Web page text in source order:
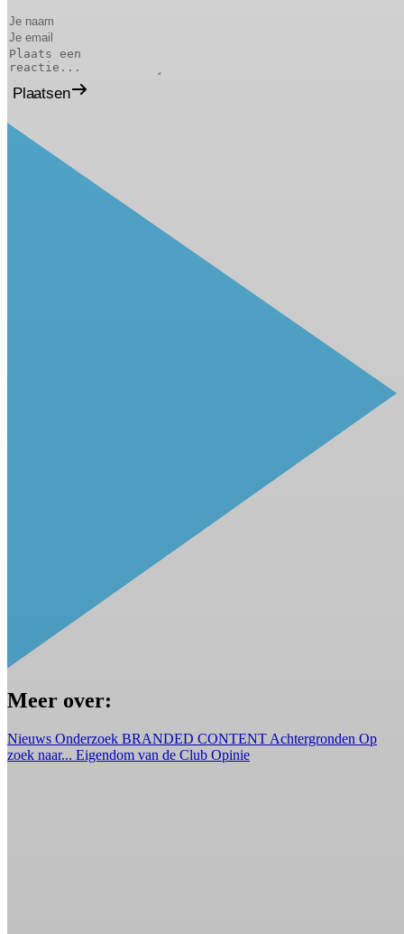
Plaatsen
Meer over:
Nieuws Onderzoek BRANDED CONTENT Achtergronden Op
zoek naar... Eigendom van de Club Opinie